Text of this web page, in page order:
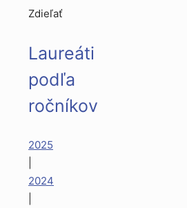
Zdieľať
Laureáti
podľa
ročníkov
2025
2024